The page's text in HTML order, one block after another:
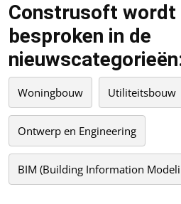
Construsoft wordt
besproken in de
Woningbouw Utiliteitsbouw
Ontwerp en Engineering
BIM (Building Information